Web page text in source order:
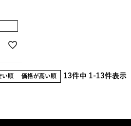
い順 価格が高い順 13件中 1-13件表示